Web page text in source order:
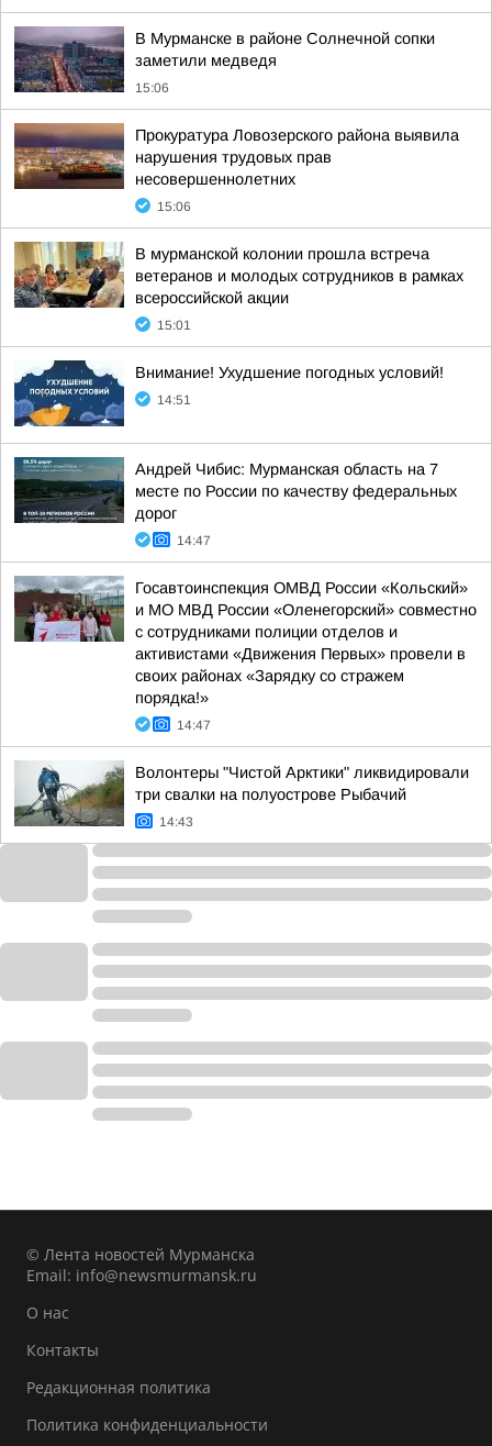
В Мурманске в районе Солнечной сопки
заметили медведя
15:06
Прокуратура Ловозерского района выявила
нарушения трудовых прав
несовершеннолетних
15:06
В мурманской колонии прошла встреча
ветеранов и молодых сотрудников в рамках
всероссийской акции
15:01
Внимание! Ухудшение погодных условий!
14:51
Андрей Чибис: Мурманская область на 7
месте по России по качеству федеральных
дорог
14:47
Госавтоинспекция ОМВД России «Кольский»
и МО МВД России «Оленегорский» совместно
с сотрудниками полиции отделов и
активистами «Движения Первых» провели в
своих районах «Зарядку со стражем
порядка!»
14:47
Волонтеры "Чистой Арктики" ликвидировали
три свалки на полуострове Рыбачий
14:43
© Лента новостей Мурманска
Email: info@newsmurmansk.ru
О нас
Контакты
Редакционная политика
Политика конфиденциальности